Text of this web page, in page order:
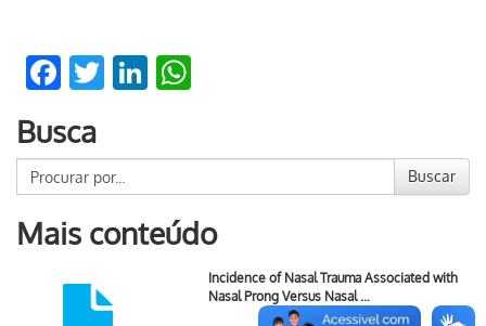
Facebook
TwitterLinkedIn
Busca
Buscar
Mais conteúdo
Incidence of Nasal Trauma Associated with
Nasal Prong Versus Nasal …